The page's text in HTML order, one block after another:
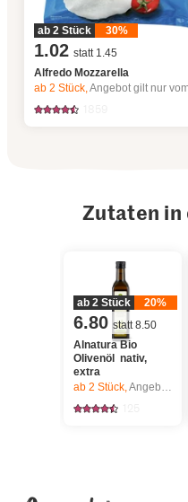
ab 2 Stück 30%
1.02 statt 1.45
Alfredo Mozzarella
ab 2Stück,Angebot gilt nur vom 6.8. bis 12.8.2026, solange
Zutaten in
ab 2 Stück 20%
6.80 statt 8.50
Alnatura Bio
Olivenöl nativ,
extra
ab 2 Stück,Angebot gilt nur vom 6.8. bis 12.8.2026, solange Vorrat.